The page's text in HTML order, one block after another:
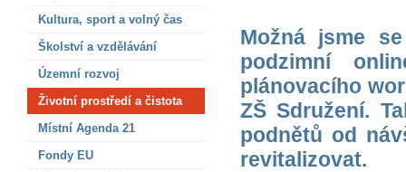
Kultura, sport a volný čas
Školství a vzdělávání
Územní rozvoj
Životní prostředí a čistota
Místní Agenda 21
Fondy EU
Možná jsme
podzimní
plánovacího
ZŠ Sdružení.
podnětů od
revitalizovat.